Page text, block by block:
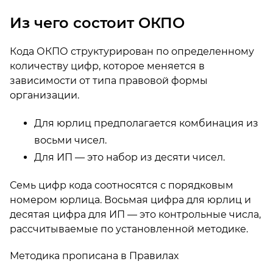
Из чего состоит ОКПО
Кода ОКПО структурирован по определенному
количеству цифр, которое меняется в
зависимости от типа правовой формы
организации.
Для юрлиц предполагается комбинация из
восьми чисел.
Для ИП — это набор из десяти чисел.
Семь цифр кода соотносятся с порядковым
номером юрлица. Восьмая цифра для юрлиц и
десятая цифра для ИП — это контрольные числа,
рассчитываемые по установленной методике.
Методика прописана в Правилах